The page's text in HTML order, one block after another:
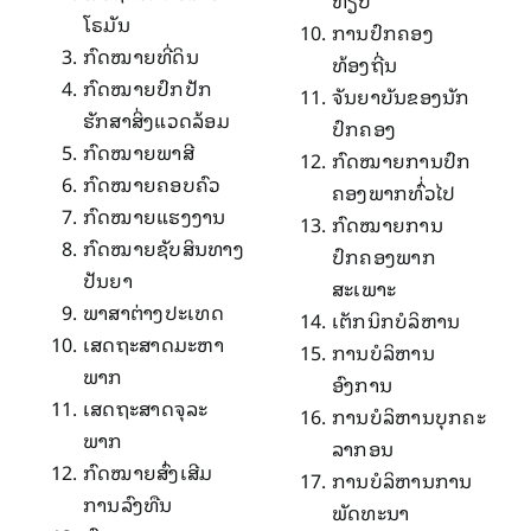
ໂຣມັນ
ກົດໝາຍທີ່ດິນ
ກົດໝາຍປົກປັກ
ຮັກສາສິ່ງແວດລ້ອມ
ກົດໝາຍພາສີ
ກົດໝາຍຄອບຄົວ
ກົດໝາຍແຮງງານ
ກົດໝາຍຊັບສິນທາງ
ປັນຍາ
ພາສາຕ່າງປະເທດ
ເສດຖະສາດມະຫາ
ພາກ
ເສດຖະສາດຈຸລະ
ພາກ
ກົດໝາຍສົ່ງເສີມ
ການລົງທືນ
ການປົກຄອງ
ທ້ອງຖີ່ນ
ຈັນຍາບັນຂອງນັກ
ປົກຄອງ
ກົດໝາຍການປົກ
ຄອງພາກທົ່່ວໄປ
ກົດໝາຍການ
ປົກຄອງພາກ
ສະເພາະ
ເຕັກນິກບໍລິຫານ
ການບໍລິຫານ
ອົງການ
ການບໍລິຫານບຸກຄະ
ລາກອນ
ການບໍລິຫານການ
ພັດທະນາ